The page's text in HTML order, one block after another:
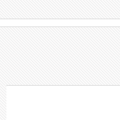
構造化ト
上げおよ
設備整備
加組織は
安全性を
増加して
る電力網
事業者の
や穀物倉
リューシ
したAvia
狭視野の